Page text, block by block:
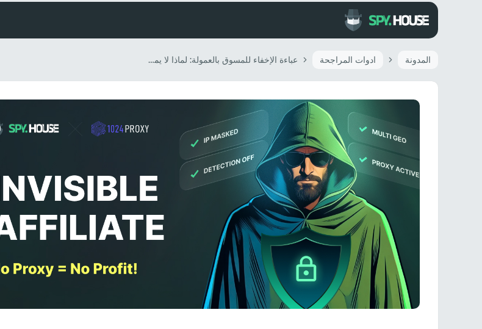
المدونة ادوات المراجحة عباءة الإخفاء للمسوق بالعمولة: لماذا لا يمكنك إطلاق مسار تحويل مربح واحد بدون بروكسي